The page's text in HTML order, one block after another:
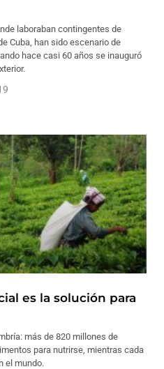
laboraban contingentes de
Cuba, han sido escenario de
hace casi 60 años se inauguró
es la solución para
más de 820 millones de
para nutrirse, mientras cada
el mundo.